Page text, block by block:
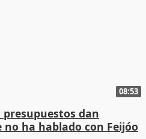
08:53
presupuestos dan
no ha hablado con Feijóo